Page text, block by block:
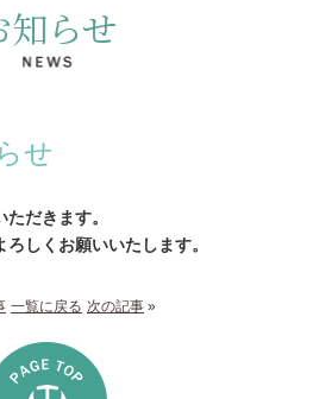
知らせ
せ
だきます。
しくお願いいたします。
一覧に戻る 次の記事 »